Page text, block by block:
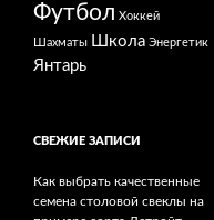
Футбол Хоккей
Шахматы Школа Энергетик
Янтарь
СВЕЖИЕ ЗАПИСИ
Как выбрать качественные
семена столовой свеклы на